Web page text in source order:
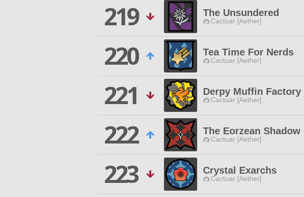
219
The Unsundered
Cactuar [Aether]
220
Tea Time For Nerds
Cactuar [Aether]
221
Derpy Muffin Factory
Cactuar [Aether]
222
The Eorzean Shadow
Cactuar [Aether]
223
Crystal Exarchs
Cactuar [Aether]